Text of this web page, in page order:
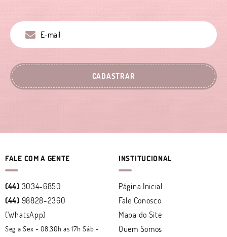
CADASTRAR
FALE COM A GENTE
(44) 3034-6850
(44) 98828-2360
(WhatsApp)
Seg a Sex - 08.30h as 17h Sáb -
INSTITUCIONAL
Página Inicial
Fale Conosco
Mapa do Site
Quem Somos